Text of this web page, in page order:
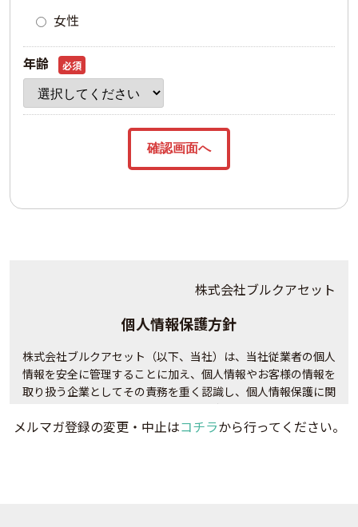
女性
年齢 必須
株式会社ブルクアセット
個人情報保護方針
株式会社ブルクアセット（以下、当社）は、当社従業者の個人
情報を安全に管理することに加え、個人情報やお客様の情報を
取り扱う企業としてその責務を重く認識し、個人情報保護に関
する法令および社会秩序を遵守の上、次のとおり個人情報保護
方針を定め、当社の全役員及び全従業員は個人情報の適正な保
メルマガ登録の変更・中止はコチラから行ってください。